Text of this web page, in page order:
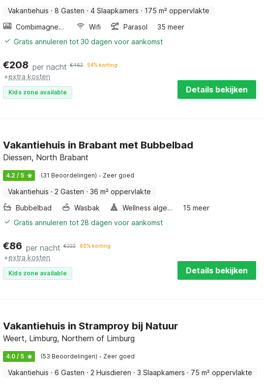
Vakantiehuis · 8 Gasten · 4 Slaapkamers · 175 m² oppervlakte
Combimagnetron
Wifi Parasol
35 meer
Gratis annuleren tot 30 dagen voor aankomst
€208 per nacht €462 54% korting
+extra kosten
Kids zone available Details bekijken
Vakantiehuis in Brabant met Bubbelbad
Diessen, North Brabant
4.2 / 5 (31 Beoordelingen) · Zeer goed
Vakantiehuis · 2 Gasten · 36 m² oppervlakte
Bubbelbad
Wasbak Wellness algemeen
15 meer
Gratis annuleren tot 28 dagen voor aankomst
€86 per nacht €222 60% korting
+extra kosten
Kids zone available Details bekijken
Vakantiehuis in Stramproy bij Natuur
Weert, Limburg, Northern of Limburg
4.0 / 5 (53 Beoordelingen) · Zeer goed
Vakantiehuis · 6 Gasten · 2 Huisdieren · 3 Slaapkamers · 75 m² oppervlakte